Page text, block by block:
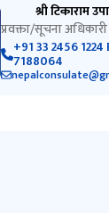
श्री टिकाराम
प्रवक्ता/सूचना
+91 33 2456
7188064